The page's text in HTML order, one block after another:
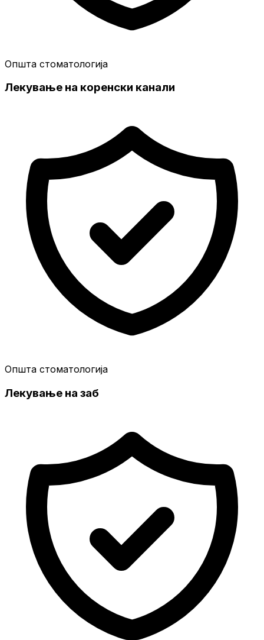
Општа стоматологија
Лекување на коренски канали
Општа стоматологија
Лекување на заб